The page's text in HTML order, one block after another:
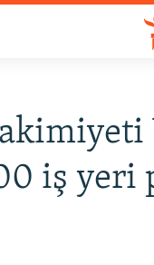
iş yeri